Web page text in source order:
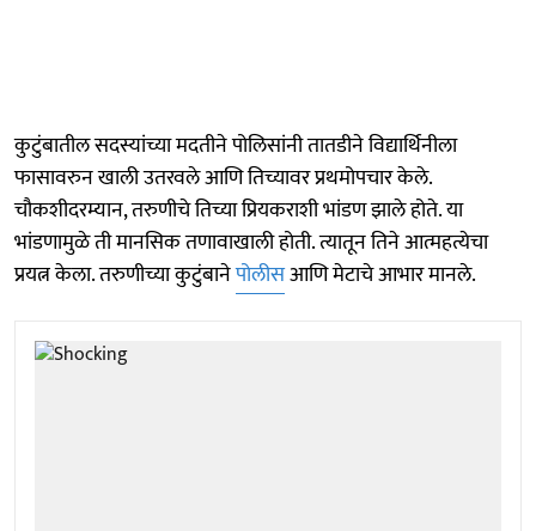
कुटुंबातील सदस्यांच्या मदतीने पोलिसांनी तातडीने विद्यार्थिनीला
फासावरुन खाली उतरवले आणि तिच्यावर प्रथमोपचार केले.
चौकशीदरम्यान, तरुणीचे तिच्या प्रियकराशी भांडण झाले होते. या
भांडणामुळे ती मानसिक तणावाखाली होती. त्यातून तिने आत्महत्येचा
प्रयत्न केला. तरुणीच्या कुटुंबानेपोलीसआणि मेटाचे आभार मानले.